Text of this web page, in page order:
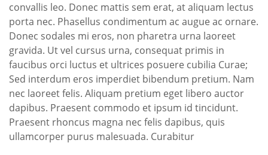
convallis leo. Donec mattis sem erat, at aliquam lectus
porta nec. Phasellus condimentum ac augue ac ornare.
Donec sodales mi eros, non pharetra urna laoreet
gravida. Ut vel cursus urna, consequat primis in
faucibus orci luctus et ultrices posuere cubilia Curae;
Sed interdum eros imperdiet bibendum pretium. Nam
nec laoreet felis. Aliquam pretium eget libero auctor
dapibus. Praesent commodo et ipsum id tincidunt.
Praesent rhoncus magna nec felis dapibus, quis
ullamcorper purus malesuada. Curabitur